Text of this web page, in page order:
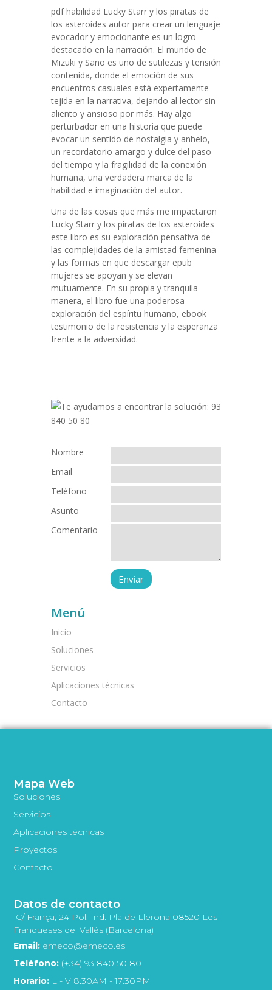
pdf habilidad Lucky Starr y los piratas de
los asteroides autor para crear un lenguaje
evocador y emocionante es un logro
destacado en la narración. El mundo de
Mizuki y Sano es uno de sutilezas y tensión
contenida, donde el emoción de sus
encuentros casuales está expertamente
tejida en la narrativa, dejando al lector sin
aliento y ansioso por más. Hay algo
perturbador en una historia que puede
evocar un sentido de nostalgia y anhelo,
un recordatorio amargo y dulce del paso
del tiempo y la fragilidad de la conexión
humana, una verdadera marca de la
habilidad e imaginación del autor.
Una de las cosas que más me impactaron
Lucky Starr y los piratas de los asteroides
este libro es su exploración pensativa de
las complejidades de la amistad femenina
y las formas en que descargar epub
mujeres se apoyan y se elevan
mutuamente. En su propia y tranquila
manera, el libro fue una poderosa
exploración del espíritu humano, ebook
testimonio de la resistencia y la esperanza
frente a la adversidad.
Nombre
Email
Teléfono
Asunto
Comentario
Menú
Inicio
Soluciones
Servicios
Aplicaciones técnicas
Contacto
Mapa Web
Soluciones
Servicios
Aplicaciones técnicas
Proyectos
Contacto
Datos de contacto
C/ França, 24 Pol. Ind. Pla de Llerona 08520 Les
Franqueses del Vallès (Barcelona)
Email: emeco@emeco.es
Teléfono: (+34) 93 840 50 80
Horario: L - V 8:30AM - 17:30PM